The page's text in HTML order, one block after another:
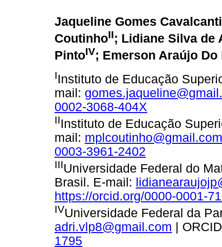
Jaqueline Gomes Cavalcanti
CoutinhoII; Lidiane Silva de
PintoIV; Emerson Araújo Do
IInstituto de Educação
mail:
0002-3068-404X
IIInstituto de Educação
mail: mplcoutinho@gmail.com
0003-3961-2402
IIIUniversidade Federal do
Brasil. E-mail:
https://orcid.org/0000-0001-
IVUniversidade Federal da
adri.vlp8@gmail.com |
1795